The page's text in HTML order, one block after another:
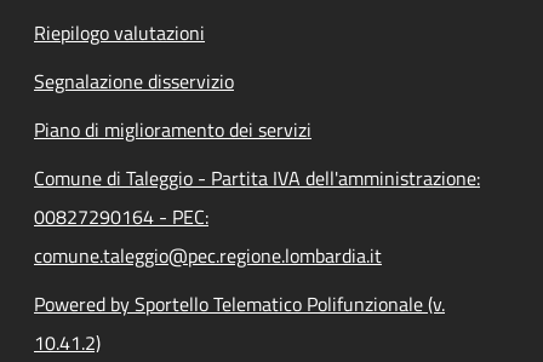
Riepilogo valutazioni
Segnalazione disservizio
Piano di miglioramento dei servizi
Comune di Taleggio - Partita IVA dell'amministrazione:
00827290164 - PEC:
comune.taleggio@pec.regione.lombardia.it
Powered by Sportello Telematico Polifunzionale (v.
10.41.2)